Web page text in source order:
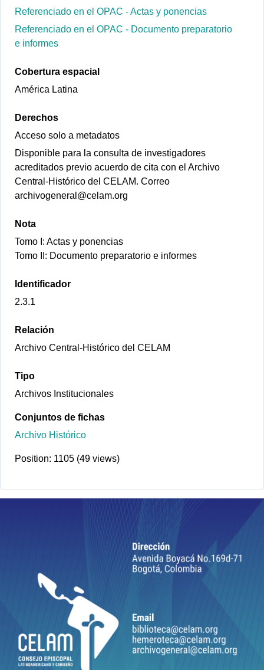
Referenciado en el OPAC - Actas y ponencias
Referenciado en el OPAC - Documento preparatorio
e informes
Cobertura espacial
América Latina
Derechos
Acceso solo a metadatos
Disponible para la consulta de investigadores
acreditados previo acuerdo de cita con el Archivo
Central-Histórico del CELAM. Correo
archivogeneral@celam.org
Nota
Tomo I: Actas y ponencias
Tomo II: Documento preparatorio e informes
Identificador
2.3.1
Relación
Archivo Central-Histórico del CELAM
Tipo
Archivos Institucionales
Conjuntos de fichas
Archivo Histórico
Position: 1105 (49 views)